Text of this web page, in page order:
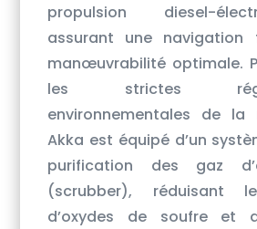
propulsion diesel-
assurant une
manœuvrabilité optimale.
les strictes
environnementales de la
Akka est équipé d’un
purification des gaz
(scrubber), réduisant
d’oxydes de soufre et